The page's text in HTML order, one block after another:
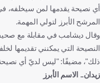
أي نصيحة يقدمها لمن سيخلفه،
المرشح الأبرز لتولي المهمة.
وقال ديشامب في مقابلة مع صحيفة
النصيحة التي يمكنني تقديمها
ذلك"، مضيفًا: "ليس لديّ أي نصيحة
زيدان.. الاسم الأبرز